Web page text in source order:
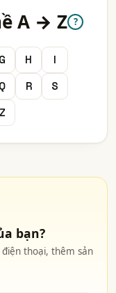
A → Z ?
G H
I
Q R
S
Z
bạn?
thoại, thêm sản